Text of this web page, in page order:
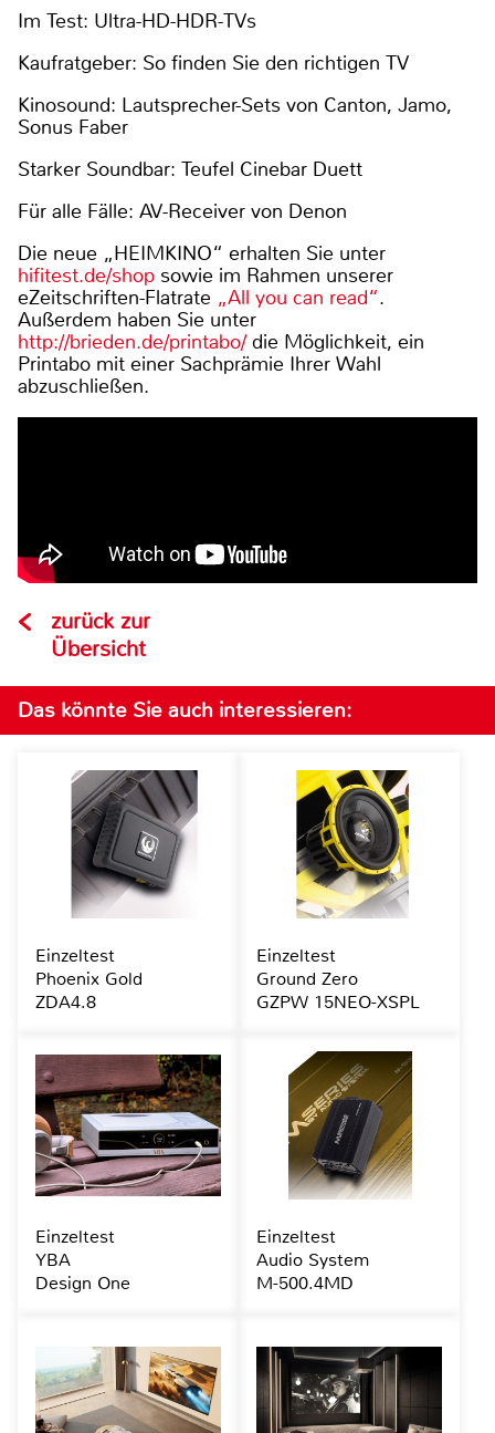
Im Test: Ultra-HD-HDR-TVs
Kaufratgeber: So finden Sie den richtigen TV
Kinosound: Lautsprecher-Sets von Canton, Jamo,
Sonus Faber
Starker Soundbar: Teufel Cinebar Duett
Für alle Fälle: AV-Receiver von Denon
Die neue „HEIMKINO“ erhalten Sie unter
hifitest.de/shop sowie im Rahmen unserer
eZeitschriften-Flatrate „All you can read“.
Außerdem haben Sie unter
http://brieden.de/printabo/die Möglichkeit, ein
Printabo mit einer Sachprämie Ihrer Wahl
abzuschließen.
zurück zur
Übersicht
Das könnte Sie auch interessieren:
Einzeltest
Phoenix Gold
ZDA4.8
Einzeltest
Ground Zero
GZPW 15NEO-XSPL
Einzeltest
YBA
Design One
Einzeltest
Audio System
M-500.4MD